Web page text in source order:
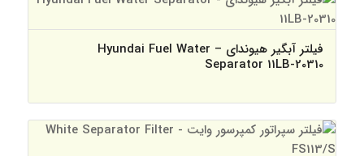
فیلتر آبگیر هیوندای – Hyundai Fuel Water
Separator 11LB-20310